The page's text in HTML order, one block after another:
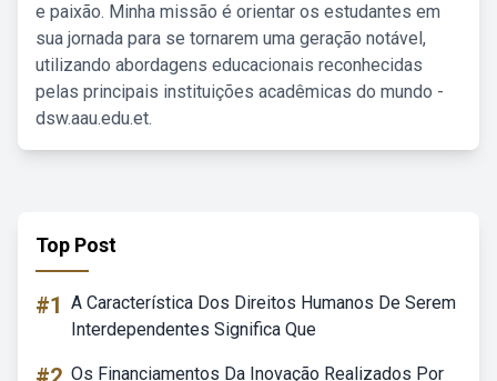
e paixão. Minha missão é orientar os estudantes em
sua jornada para se tornarem uma geração notável,
utilizando abordagens educacionais reconhecidas
pelas principais instituições acadêmicas do mundo -
dsw.aau.edu.et.
Top Post
#1 A Característica Dos Direitos Humanos De Serem
Interdependentes Significa Que
Os Financiamentos Da Inovação Realizados Por